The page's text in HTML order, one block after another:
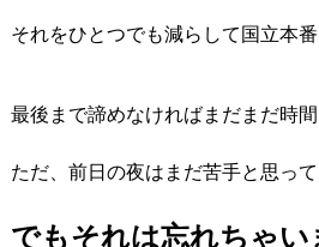
それをひとつでも減らして国立本
最後まで諦めなければまだまだ時
ただ、前日の夜はまだ苦手と思っ
でもそれは忘れちゃい